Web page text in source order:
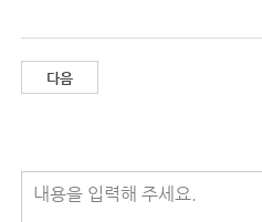
다음
내용을 입력해 주세요.